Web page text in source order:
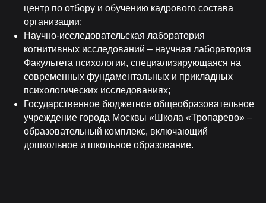
центр по отбору и обучению кадрового состава
организации;
Научно-исследовательская лаборатория
когнитивных исследований – научная лаборатория
Факультета психологии, специализирующаяся на
современных фундаментальных и прикладных
психологических исследованиях;
Государственное бюджетное общеобразовательное
учреждение города Москвы «Школа «Тропарево» –
образовательный комплекс, включающий
дошкольное и школьное образование.